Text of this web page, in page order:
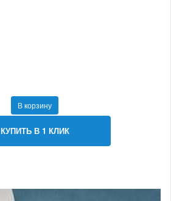
В корзину
КУПИТЬ В 1 КЛИК